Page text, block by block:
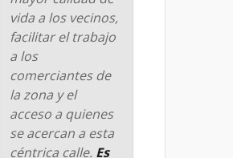
vida a los vecinos,
facilitar el trabajo
a los
comerciantes de
la zona y el
acceso a quienes
se acercan a esta
céntrica calle. Es